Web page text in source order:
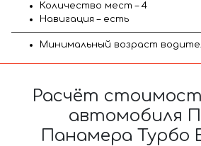
Количество мест – 4
Навигация – есть
Минимальный возраст
Расчёт
автомобиля
Панамера Турбо